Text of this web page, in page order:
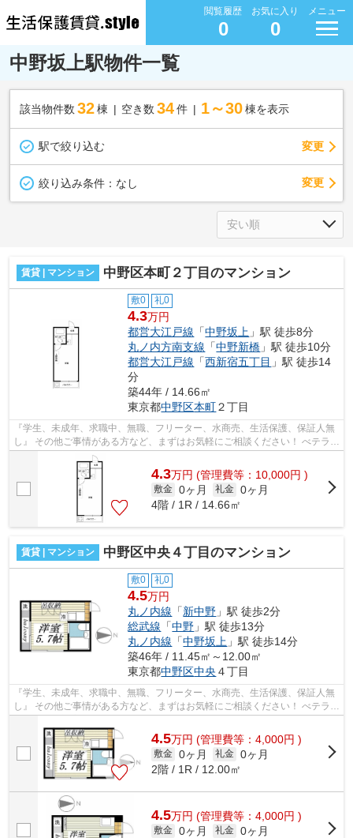
閲覧履歴
0
お気に入り
0
メニュー
中野坂上駅物件一覧
該当物件数 32棟 空き数 34 件 1～30 棟を表示
駅で絞り込む 変更
絞り込み条件： なし 変更
賃貸 | マンション 中野区本町２丁目のマンション
敷0 礼0
4.3万円
都営大江戸線 「中野坂上 」駅 徒歩8分
丸ノ内方南支線 「中野新橋 」駅 徒歩10分
都営大江戸線 「西新宿五丁目 」駅 徒歩14
分
築44年 / 14.66㎡
東京都中野区本町２丁目
『学生、未成年、求職中、無職、フリーター、水商売、生活保護、保証人無
し』 その他ご事情がある方など、まずはお気軽にご相談ください！ べテラン
スタッフが対応致しますのでご希望...
4.3万円 (管理費等：10,000円 )
敷金 0ヶ月 礼金 0ヶ月
4階 / 1R / 14.66㎡
賃貸 | マンション 中野区中央４丁目のマンション
敷0 礼0
4.5万円
丸ノ内線 「新中野 」駅 徒歩2分
総武線 「中野 」駅 徒歩13分
丸ノ内線 「中野坂上 」駅 徒歩14分
築46年 / 11.45㎡～12.00㎡
東京都中野区中央 ４丁目
『学生、未成年、求職中、無職、フリーター、水商売、生活保護、保証人無
し』 その他ご事情がある方など、まずはお気軽にご相談ください！ べテラン
4.5万円 (管理費等：4,000円 )
敷金 0ヶ月 礼金 0ヶ月
2階 / 1R / 12.00㎡
4.5万円 (管理費等：4,000円 )
敷金 0ヶ月 礼金 0ヶ月